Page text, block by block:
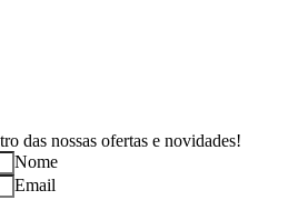
das nossas ofertas e novidades!
Nome
Email